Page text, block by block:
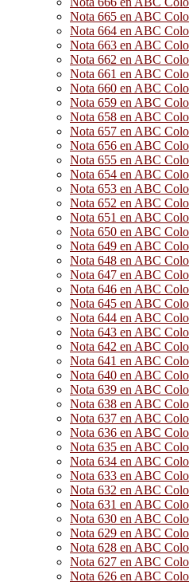
Nota 665 en ABC
Nota 664 en ABC
Nota 663 en ABC
Nota 662 en ABC
Nota 661 en ABC
Nota 660 en ABC
Nota 659 en ABC
Nota 658 en ABC
Nota 657 en ABC
Nota 656 en ABC
Nota 655 en ABC
Nota 654 en ABC
Nota 653 en ABC
Nota 652 en ABC
Nota 651 en ABC
Nota 650 en ABC
Nota 649 en ABC
Nota 648 en ABC
Nota 647 en ABC
Nota 646 en ABC
Nota 645 en ABC
Nota 644 en ABC
Nota 643 en ABC
Nota 642 en ABC
Nota 641 en ABC
Nota 640 en ABC
Nota 639 en ABC
Nota 638 en ABC
Nota 637 en ABC
Nota 636 en ABC
Nota 635 en ABC
Nota 634 en ABC
Nota 633 en ABC
Nota 632 en ABC
Nota 631 en ABC
Nota 630 en ABC
Nota 629 en ABC
Nota 628 en ABC
Nota 627 en ABC
Nota 626 en ABC